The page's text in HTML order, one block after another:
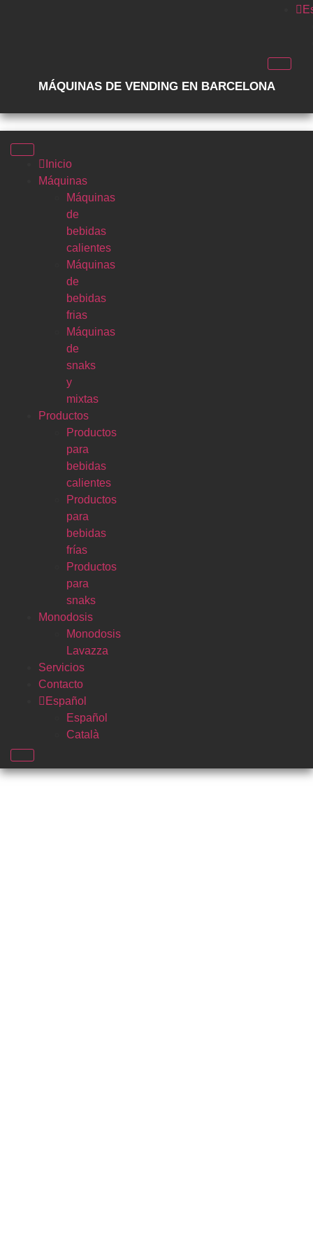
MÁQUINAS DE VENDING EN BARCELONA
Inicio
Máquinas
Máquinas
de
bebidas
calientes
Máquinas
de
bebidas
frias
Máquinas
de
snaks
y
mixtas
Productos
Productos
para
bebidas
calientes
Productos
para
bebidas
frías
Productos
para
snaks
Monodosis
Monodosis
Lavazza
Servicios
Contacto
Español
Español
Català